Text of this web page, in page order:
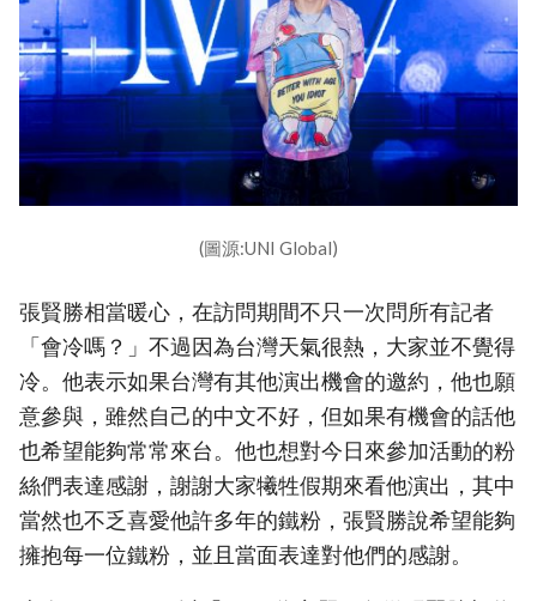
(圖源:UNI Global)
張賢勝相當暖心，在訪問期間不只一次問所有記者
「會冷嗎？」不過因為台灣天氣很熱，大家並不覺得
冷。他表示如果台灣有其他演出機會的邀約，他也願
意參與，雖然自己的中文不好，但如果有機會的話他
也希望能夠常常來台。他也想對今日來參加活動的粉
絲們表達感謝，謝謝大家犧牲假期來看他演出，其中
當然也不乏喜愛他許多年的鐵粉，張賢勝說希望能夠
擁抱每一位鐵粉，並且當面表達對他們的感謝。